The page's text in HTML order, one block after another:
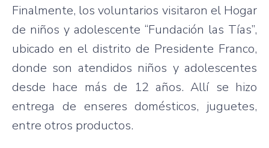
Finalmente, los voluntarios visitaron el Hogar
de niños y adolescente “Fundación las Tías”,
ubicado en el distrito de Presidente Franco,
donde son atendidos niños y adolescentes
desde hace más de 12 años. Allí se hizo
entrega de enseres domésticos, juguetes,
entre otros productos.